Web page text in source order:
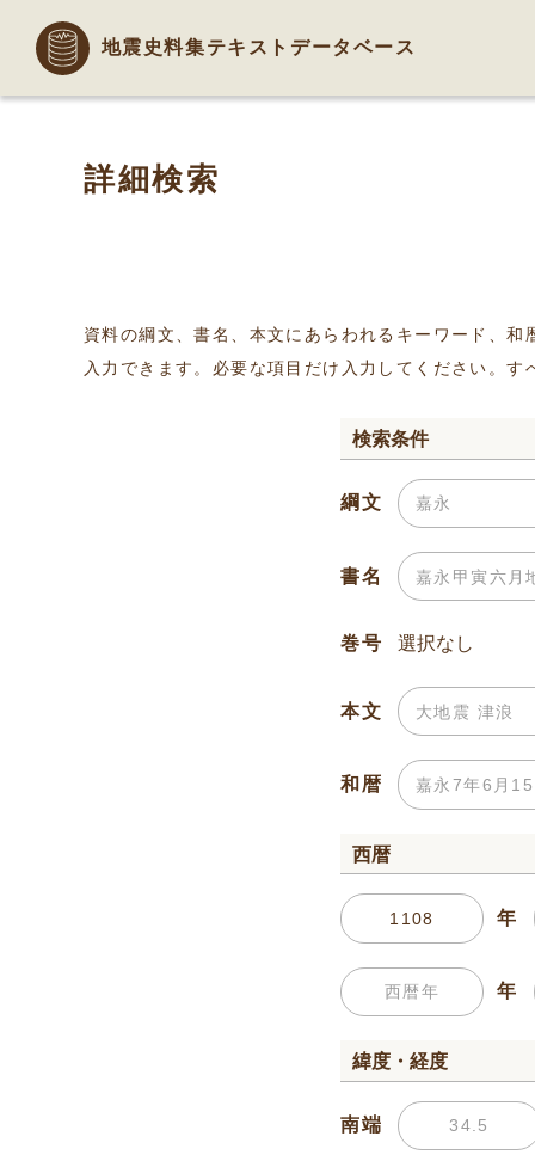
地震史料集テキストデータベース
詳細検索
資料の綱文、書名、本文にあらわれるキーワード、
入力できます。必要な項目だけ入力してください。
検索条件
綱文
書名
巻号
本文
和暦
西暦
年
年
緯度・経度
南端